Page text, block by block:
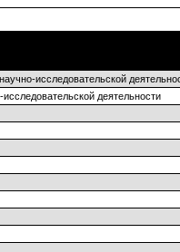
исследовательской
деятельности